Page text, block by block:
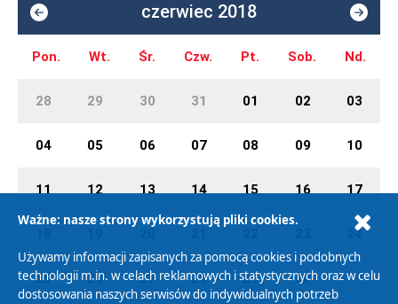
czerwiec 2018
Pon. Wt. Śr. Czw. Pt. Sob. Nd.
28 29 30 31 01 02 03
04 05 06 07 08 09 10
11 12 13 14 15 16 17
24
25 26 27 28 29 30 01
Ważne: nasze strony wykorzystują pliki cookies.
Używamy informacji zapisanych za pomocą cookies i podobnych
technologii m.in. w celach reklamowych i statystycznych oraz w celu
dostosowania naszych serwisów do indywidualnych potrzeb